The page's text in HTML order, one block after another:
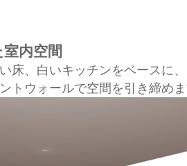
内空間
床、白いキッチンをベースに
トウォールで空間を引き締め